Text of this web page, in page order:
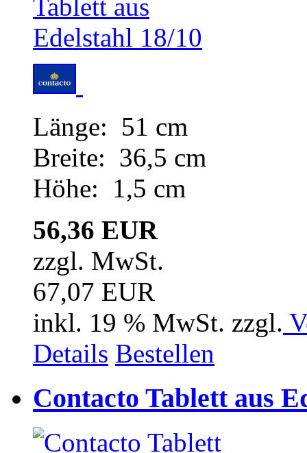
Länge: 51 cm
Breite: 36,5 cm
Höhe: 1,5 cm
56,36 EUR
zzgl. MwSt.
67,07 EUR
inkl. 19 % MwSt. zzgl.
Details Bestellen
Contacto Tablett aus